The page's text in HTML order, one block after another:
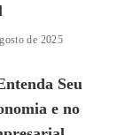
de 2025
Seu
e no